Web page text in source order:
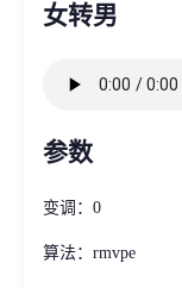
女转男
参数
变调：0
算法：rmvpe